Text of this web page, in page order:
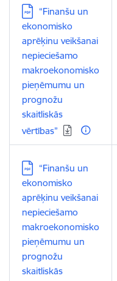
Lejupielādēt:
“Finanšu un
ekonomisko
aprēķinu veikšanai
nepieciešamo
makroekonomisko
pieņēmumu un
prognožu
skaitliskās
vērtības”
Lejupielādēt:
“Finanšu un
ekonomisko
aprēķinu veikšanai
nepieciešamo
makroekonomisko
pieņēmumu un
prognožu
skaitliskās